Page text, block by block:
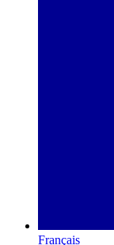
Français